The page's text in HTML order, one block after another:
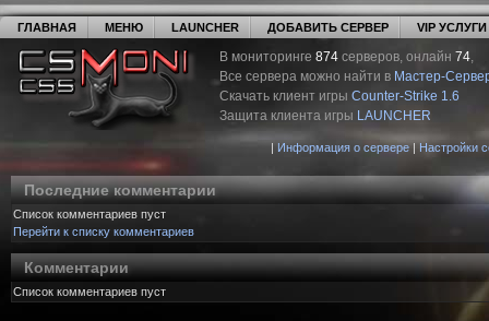
ГЛАВНАЯ МЕНЮ LAUNCHER ДОБАВИТЬ СЕРВЕР VIP УСЛУГИ
В мониторинге 874 серверов, онлайн 74,
Все сервера можно найти в Мастер-
Скачать клиент игры Counter-Strike 1.6
Защита клиента игры LAUNCHER
| Информация о сервере| Настройки
Последние комментарии
Список комментариев пуст
Перейти к списку комментариев
Комментарии
Список комментариев пуст